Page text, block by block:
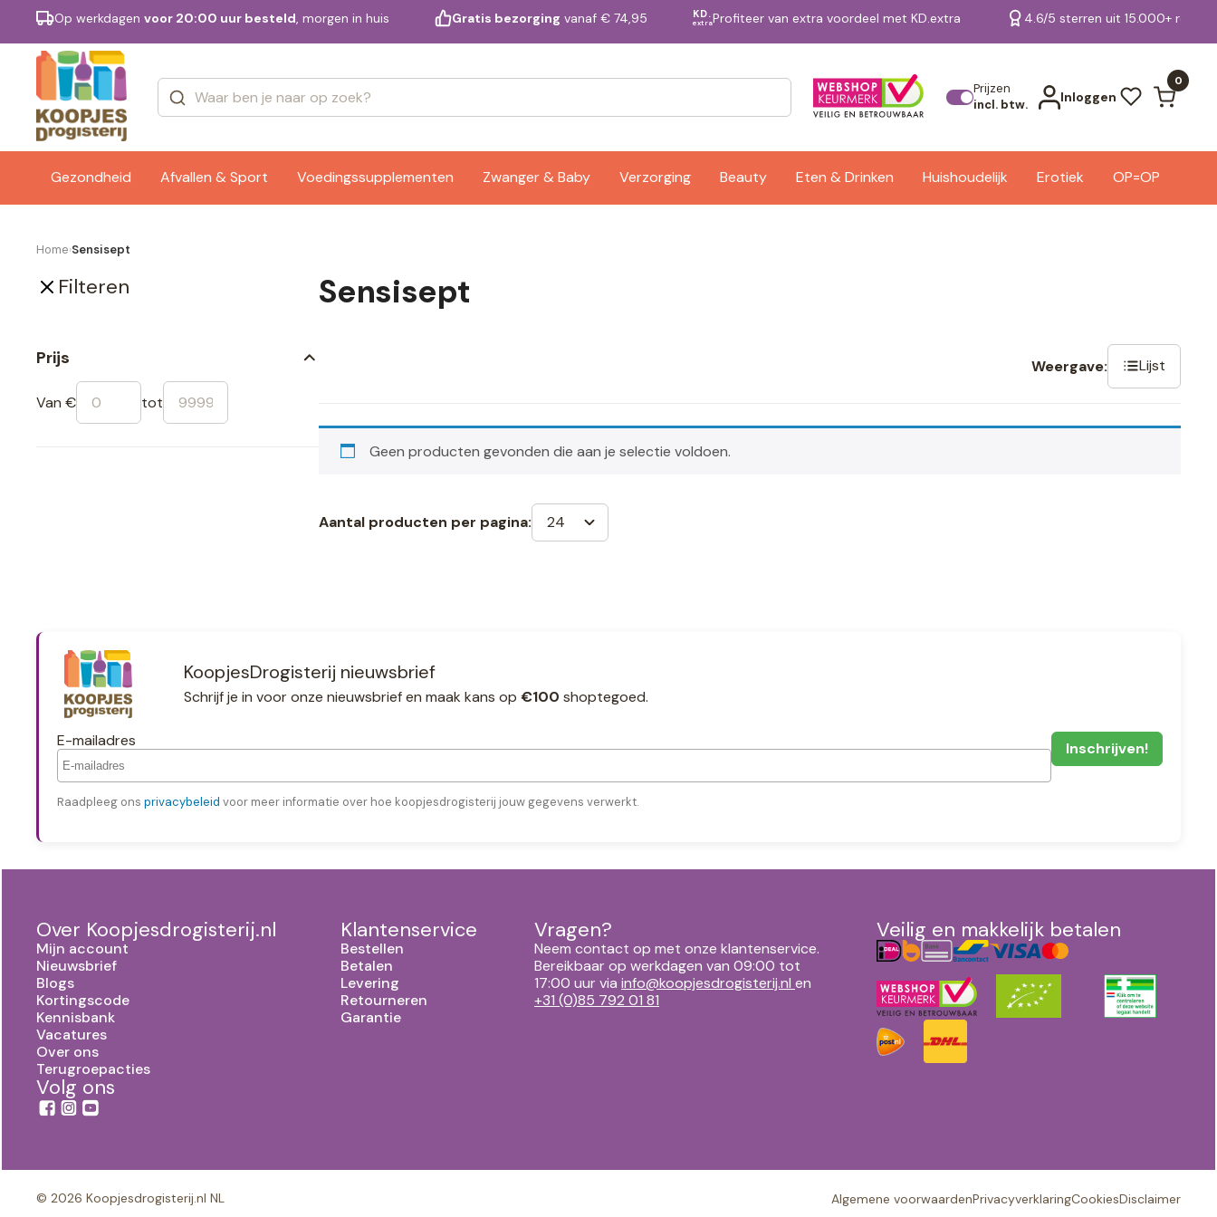
Op werkdagen voor 20:00 uur besteld, morgen in huis Gratis bezorging vanaf € 74,95 KD.
extraProfiteer van extra voordeel met KD.extra 4.6/5 sterren uit 15.000+
Prijzen
incl. btw.
Inloggen
0
Gezondheid Afvallen & Sport Voedingssupplementen Zwanger & Baby Verzorging Beauty Eten & Drinken Huishoudelijk Erotiek OP=OP
Merken Bekijk alle resultaten
Home›Sensisept
Filteren
Prijs
Van € tot
Sensisept
Weergave: Lijst
Geen producten gevonden die aan je selectie voldoen.
Aantal producten per pagina: 24
KoopjesDrogisterij nieuwsbrief
Schrijf je in voor onze nieuwsbrief en maak kans op €100 shoptegoed.
E-mailadres
Raadpleeg ons privacybeleid voor meer informatie over hoe koopjesdrogisterij jouw gegevens verwerkt.
Over Koopjesdrogisterij.nl
Mijn account
Nieuwsbrief
Blogs
Kortingscode
Kennisbank
Vacatures
Over ons
Terugroepacties
Volg ons
Klantenservice
Bestellen
Betalen
Levering
Retourneren
Garantie
Vragen?
Neem contact op met onze klantenservice.
Bereikbaar op werkdagen van 09:00 tot
17:00 uur via info@koopjesdrogisterij.nl en
+31 (0)85 792 01 81
Veilig en makkelijk betalen
© 2026 Koopjesdrogisterij.nl NL Algemene voorwaardenPrivacyverklaringCookiesDisclaimer